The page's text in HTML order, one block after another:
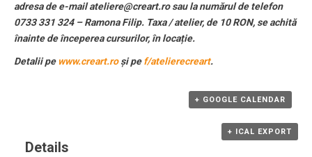
adresa de e-mail ateliere@creart.ro sau la numărul de telefon
0733 331 324 – Ramona Filip. Taxa / atelier, de 10 RON, se achită
înainte de începerea cursurilor, în locație.
Detalii pe www.creart.roși pef/atelierecreart.
+ GOOGLE CALENDAR
+ ICAL EXPORT
Details